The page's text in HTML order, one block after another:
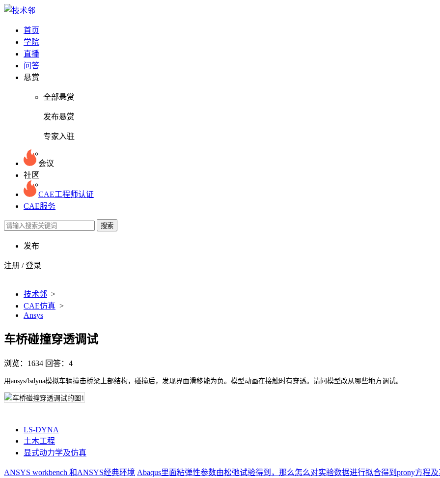
首页
学院
直播
问答
悬赏
全部悬赏
发布悬赏
专家入驻
会议
社区
CAE工程师认证
CAE服务
搜索
发布
注册 /登录
技术邻 >
CAE仿真 >
Ansys
车桥碰撞穿透调试
浏览：1634 回答：4
用ansys/lsdyna模拟车辆撞击桥梁上部结构，碰撞后，发现界面滑移能为负。模型动画在接触时有穿透。请问模型改从哪些地方调试。
LS-DYNA
土木工程
显式动力学及仿真
ANSYS workbench 和ANSYS经典环境 Abaqus里面粘弹性参数由松弛试验得到，那么怎么对实验数据进行拟合得到prony方程及